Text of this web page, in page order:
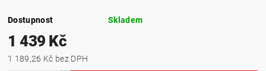
Dostupnost Skladem
1 439 Kč
1 189,26 Kč bez DPH